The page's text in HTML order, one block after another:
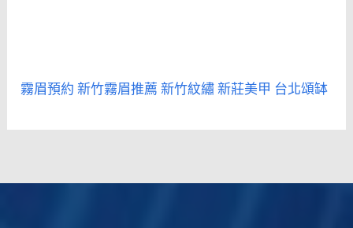
霧眉預約新竹霧眉推薦新竹紋繡新莊美甲 台北頌缽